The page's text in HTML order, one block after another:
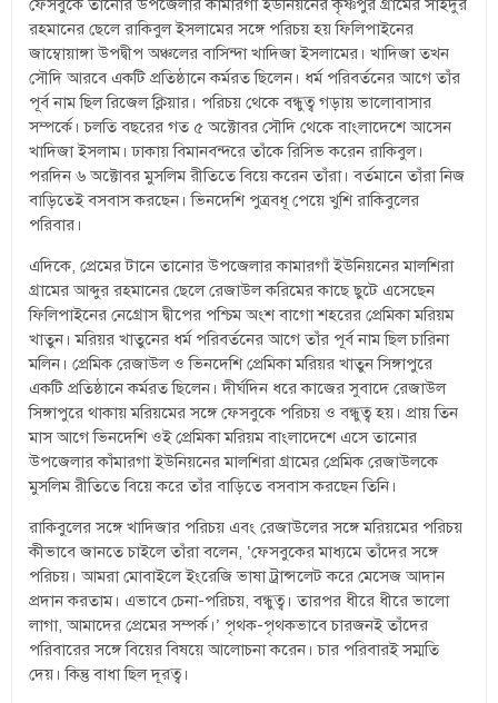
ফেসবুকে তানোর উপজেলার কামারগাঁ ইউনিয়নের কৃষ্ণপুর গ্রামের সাইদুর
রহমানের ছেলে রাকিবুল ইসলামের সঙ্গে পরিচয় হয় ফিলিপাইনের
জাম্বোয়াঙ্গা উপদ্বীপ অঞ্চলের বাসিন্দা খাদিজা ইসলামের। খাদিজা তখন
সৌদি আরবে একটি প্রতিষ্ঠানে কর্মরত ছিলেন। ধর্ম পরিবর্তনের আগে তাঁর
পূর্ব নাম ছিল রিজেল ক্লিয়ার। পরিচয় থেকে বন্ধুত্ব গড়ায় ভালোবাসার
সম্পর্কে। চলতি বছরের গত ৫ অক্টোবর সৌদি থেকে বাংলাদেশে আসেন
খাদিজা ইসলাম। ঢাকায় বিমানবন্দরে তাঁকে রিসিভ করেন রাকিবুল।
পরদিন ৬ অক্টোবর মুসলিম রীতিতে বিয়ে করেন তাঁরা। বর্তমানে তাঁরা নিজ
বাড়িতেই বসবাস করছেন। ভিনদেশি পুত্রবধূ পেয়ে খুশি রাকিবুলের
পরিবার।
এদিকে, প্রেমের টানে তানোর উপজেলার কামারগাঁ ইউনিয়নের মালশিরা
গ্রামের আব্দুর রহমানের ছেলে রেজাউল করিমের কাছে ছুটে এসেছেন
ফিলিপাইনের নেগ্রোস দ্বীপের পশ্চিম অংশ বাগো শহরের প্রেমিকা মরিয়ম
খাতুন। মরিয়র খাতুনের ধর্ম পরিবর্তনের আগে তাঁর পূর্ব নাম ছিল চারিনা
মলিন। প্রেমিক রেজাউল ও ভিনদেশি প্রেমিকা মরিয়র খাতুন সিঙ্গাপুরে
একটি প্রতিষ্ঠানে কর্মরত ছিলেন। দীর্ঘদিন ধরে কাজের সুবাদে রেজাউল
সিঙ্গাপুরে থাকায় মরিয়মের সঙ্গে ফেসবুকে পরিচয় ও বন্ধুত্ব হয়। প্রায় তিন
মাস আগে ভিনদেশি ওই প্রেমিকা মরিয়ম বাংলাদেশে এসে তানোর
উপজেলার কাঁমারগা ইউনিয়নের মালশিরা গ্রামের প্রেমিক রেজাউলকে
মুসলিম রীতিতে বিয়ে করে তাঁর বাড়িতে বসবাস করছেন তিনি।
রাকিবুলের সঙ্গে খাদিজার পরিচয় এবং রেজাউলের সঙ্গে মরিয়মের পরিচয়
কীভাবে জানতে চাইলে তাঁরা বলেন, ‘ফেসবুকের মাধ্যমে তাঁদের সঙ্গে
পরিচয়। আমরা মোবাইলে ইংরেজি ভাষা ট্রান্সলেট করে মেসেজ আদান
প্রদান করতাম। এভাবে চেনা-পরিচয়, বন্ধুত্ব। তারপর ধীরে ধীরে ভালো
লাগা, আমাদের প্রেমের সম্পর্ক।’ পৃথক-পৃথকভাবে চারজনই তাঁদের
পরিবারের সঙ্গে বিয়ের বিষয়ে আলোচনা করেন। চার পরিবারই সম্মতি
দেয়। কিন্তু বাধা ছিল দূরত্ব।